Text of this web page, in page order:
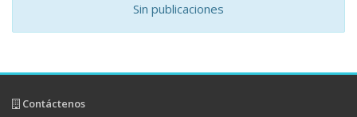
Sin publicaciones
Contáctenos